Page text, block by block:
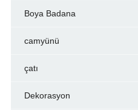
Boya Badana
camyünü
çatı
Dekorasyon